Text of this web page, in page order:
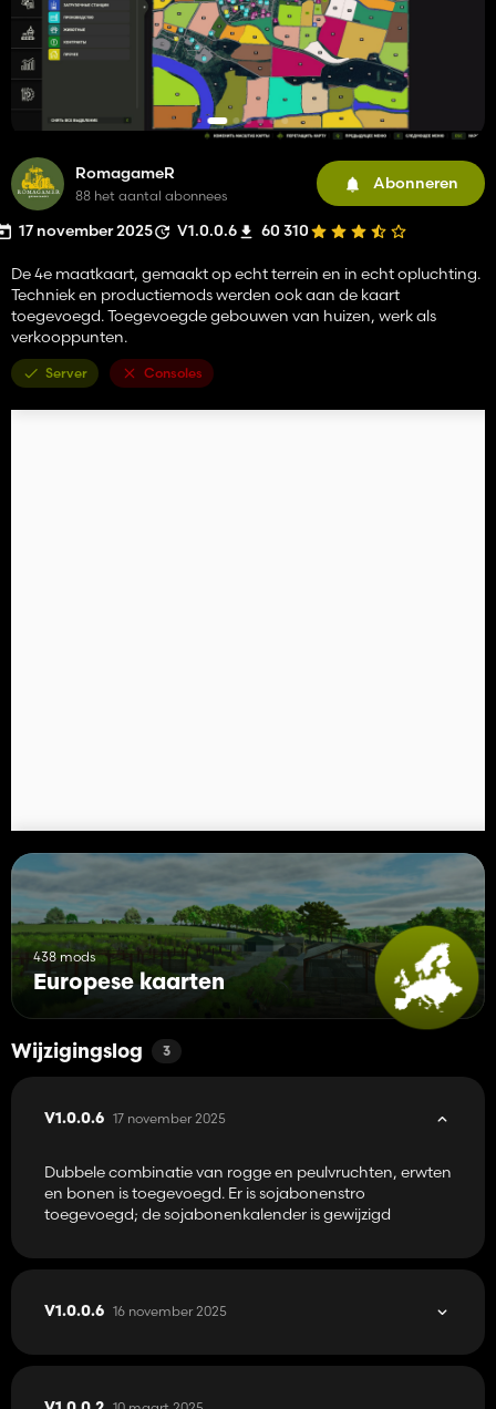
RomagameR
88 het aantal abonnees
Abonneren
17 november 2025 V1.0.0.6 60 310
De 4e maatkaart, gemaakt op echt terrein en in echt opluchting.
Techniek en productiemods werden ook aan de kaart
toegevoegd. Toegevoegde gebouwen van huizen, werk als
verkooppunten.
Server Consoles
438 mods
Europese kaarten
Wijzigingslog 3
V1.0.0.6 17 november 2025
Dubbele combinatie van rogge en peulvruchten, erwten
en bonen is toegevoegd. Er is sojabonenstro
toegevoegd; de sojabonenkalender is gewijzigd
V1.0.0.6 16 november 2025